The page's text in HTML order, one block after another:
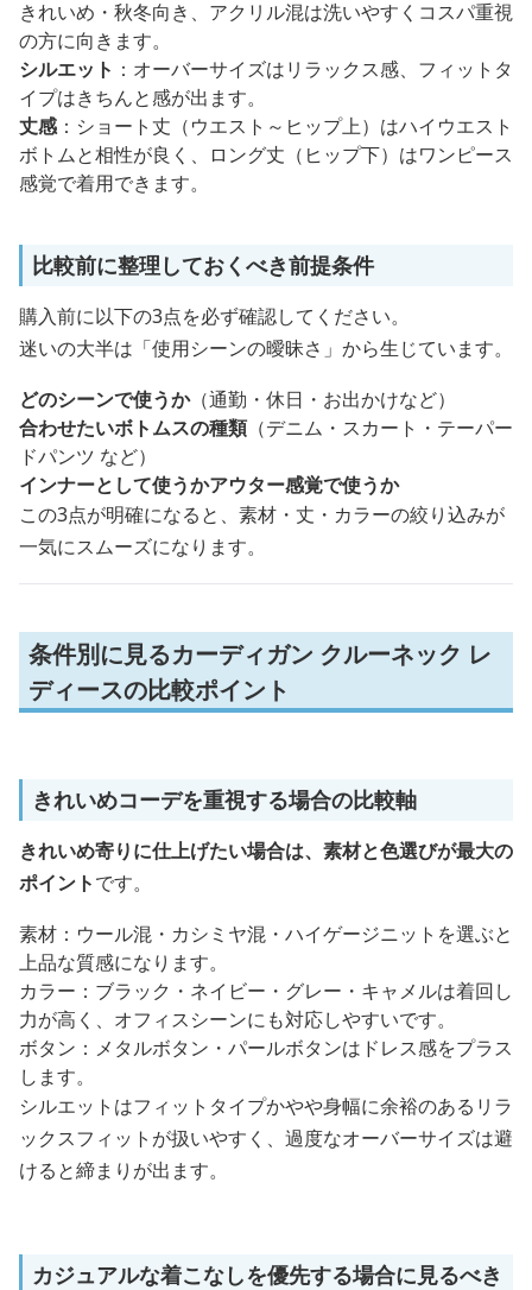
きれいめ・秋冬向き、アクリル混は洗いやすくコスパ重視
の方に向きます。
シルエット ：オーバーサイズはリラックス感、フィットタ
イプはきちんと感が出ます。
丈感：ショート丈（ウエスト～ヒップ上）はハイウエスト
ボトムと相性が良く、ロング丈（ヒップ下）はワンピース
感覚で着用できます。
比較前に整理しておくべき前提条件
購入前に以下の3点を必ず確認してください。
迷いの大半は「使用シーンの曖昧さ」から生じています。
どのシーンで使うか（通勤・休日・お出かけなど）
合わせたいボトムスの種類（デニム・スカート・テーパー
ドパンツ など）
インナーとして使うかアウター感覚で使うか
この3点が明確になると、素材・丈・カラーの絞り込みが
一気にスムーズになります。
条件別に見るカーディガン クルーネック レ
ディースの比較ポイント
きれいめコーデを重視する場合の比較軸
きれいめ寄りに仕上げたい場合は、素材と色選びが最大の
ポイントです。
素材：ウール混・カシミヤ混・ハイゲージニットを選ぶと
上品な質感になります。
カラー：ブラック・ネイビー・グレー・キャメルは着回し
力が高く、オフィスシーンにも対応しやすいです。
ボタン：メタルボタン・パールボタンはドレス感をプラス
します。
シルエットはフィットタイプかやや身幅に余裕のあるリラ
ックスフィットが扱いやすく、過度なオーバーサイズは避
けると締まりが出ます。
カジュアルな着こなしを優先する場合に見るべき